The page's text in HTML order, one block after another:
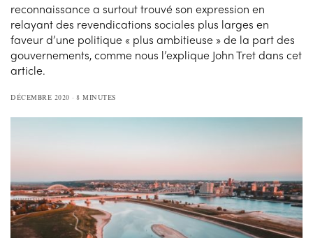
reconnaissance a surtout trouvé son expression en
relayant des revendications sociales plus larges en
faveur d’une politique « plus ambitieuse » de la part des
gouvernements, comme nous l’explique John Tret dans cet
article.
DÉCEMBRE 2020 8 MINUTES